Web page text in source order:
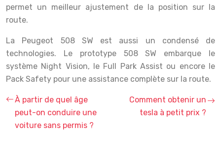
permet un meilleur ajustement de la position sur la
route.
La Peugeot 508 SW est aussi un condensé de
technologies. Le prototype 508 SW embarque le
système Night Vision, le Full Park Assist ou encore le
Pack Safety pour une assistance complète sur la route.
À partir de quel âge
peut-on conduire une
voiture sans permis ?
Comment obtenir un
tesla à petit prix ?